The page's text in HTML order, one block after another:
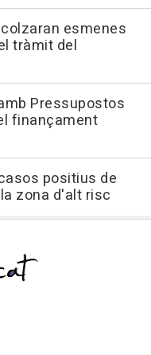
esmenes
tràmit del
Pressupostos
finançament
positius de
zona d'alt risc